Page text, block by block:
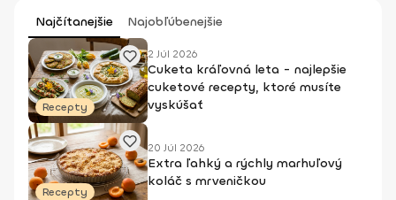
Najčítanejšie Najobľúbenejšie
Recepty
2 Júl 2026
Cuketa kráľovná leta - najlepšie
cuketové recepty, ktoré musíte
vyskúšať
Recepty
20 Júl 2026
Extra ľahký a rýchly marhuľový
koláč s mrveničkou